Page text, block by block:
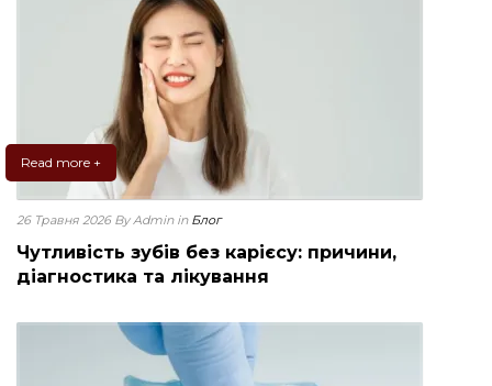
Read more +
26 Травня 2026 By Admin in Блог
Чутливість зубів без карієсу: причини,
діагностика та лікування